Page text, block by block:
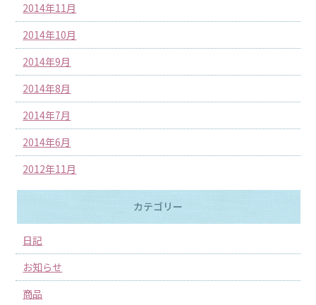
2014年11月
2014年10月
2014年9月
2014年8月
2014年7月
2014年6月
2012年11月
カテゴリー
日記
お知らせ
商品